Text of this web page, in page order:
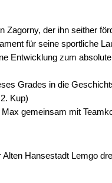
der ihn seither
für seine sportliche
Entwicklung zum
Grades in die
Kup)
gemeinsam mit
Hansestadt Lemgo